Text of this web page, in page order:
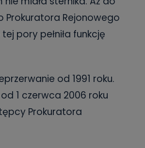
Prokuratora Rejonowego
pory pełniła funkcję
od 1991 roku.
1 czerwca 2006 roku
Prokuratora